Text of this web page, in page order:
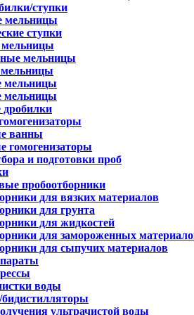
ступки
мельницы
ступки
мельницы
мельницы
ванны
гомогенизаторы
и подготовки проб
пробоотборники
для вязких материалов
для грунта
для жидкостей
для замороженных
для сыпучих материалов
воды
ультрачистой воды